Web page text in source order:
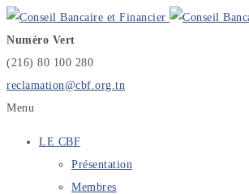
Numéro Vert
(216) 80 100 280
reclamation@cbf.org.tn
Menu
LE CBF
Présentation
Membres